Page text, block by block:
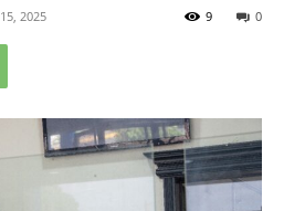
2025 0
9